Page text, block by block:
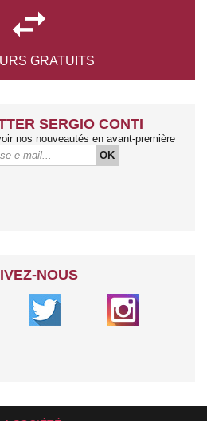

GRATUITS
SERGIO CONTI
nos nouveautés en avant-première
OK
NOUS